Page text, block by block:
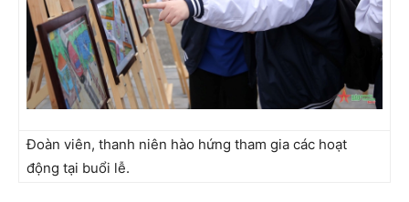
Đoàn viên, thanh niên hào hứng tham gia các hoạt
động tại buổi lễ.